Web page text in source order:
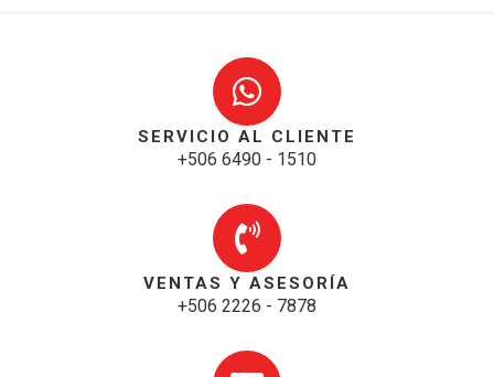
SERVICIO AL CLIENTE
+506 6490 - 1510
VENTAS Y ASESORÍA
+506 2226 - 7878